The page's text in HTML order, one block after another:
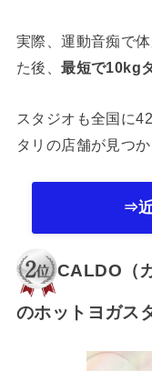
実際、運動音痴で
た後、最短で10kg
スタジオも全国に
タリの店舗が見つか
⇒
CALDO（
のホットヨガス